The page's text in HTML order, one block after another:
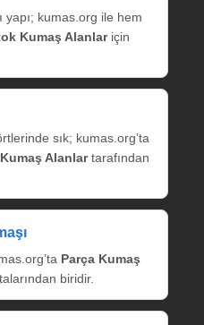
yapı; kumas.org ile hem
Kumaş Alanlariçin
sık; kumas.org’ta
Alanlartarafından
Parça Kumaş
biridir.